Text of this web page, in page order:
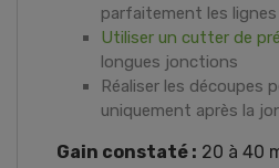
parfaitement les
Utiliser un cutter de
longues jonctions
Réaliser les découpes
uniquement après la
Gain constaté : 20 à 40